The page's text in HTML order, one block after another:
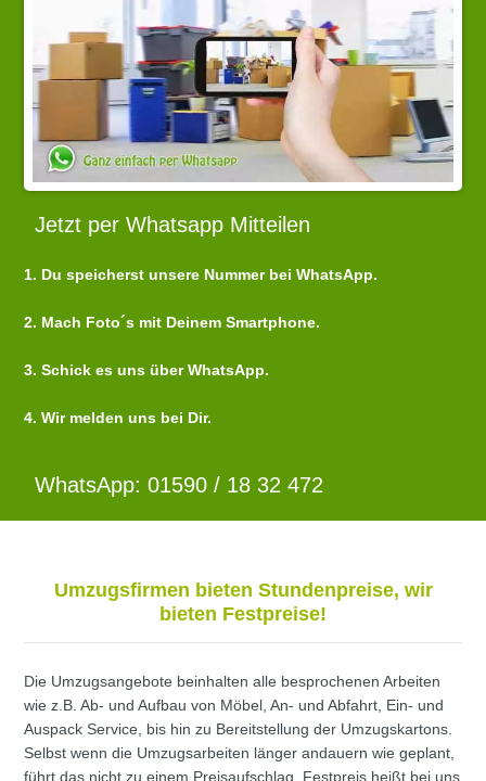
Jetzt per Whatsapp Mitteilen
1. Du speicherst unsere Nummer bei WhatsApp.
2. Mach Foto´s mit Deinem Smartphone.
3. Schick es uns über WhatsApp.
4. Wir melden uns bei Dir.
WhatsApp: 01590 / 18 32 472
Umzugsfirmen bieten Stundenpreise, wir
bieten Festpreise!
Die Umzugsangebote beinhalten alle besprochenen Arbeiten
wie z.B. Ab- und Aufbau von Möbel, An- und Abfahrt, Ein- und
Auspack Service, bis hin zu Bereitstellung der Umzugskartons.
Selbst wenn die Umzugsarbeiten länger andauern wie geplant,
führt das nicht zu einem Preisaufschlag. Festpreis heißt bei uns